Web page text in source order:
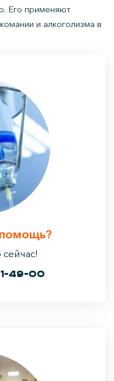
Его применяют
и алкоголизма в
49-00